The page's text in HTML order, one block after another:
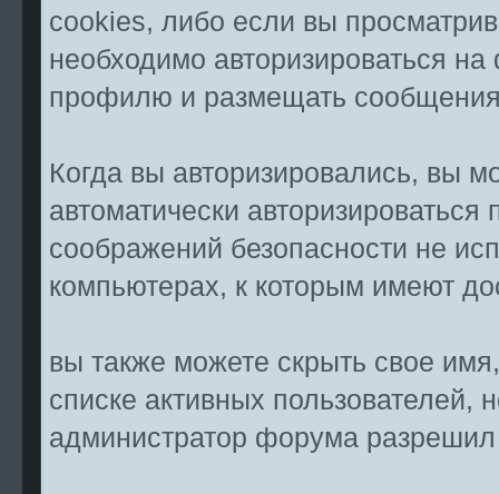
cookies, либо если вы
необходимо авторизироваться
профилю и размещать сообщения
Когда вы авторизировались, вы
автоматически
соображений безопасности не
компьютерах, к которым имеют
вы также можете скрыть свое
списке активных пользователей,
администратор форума